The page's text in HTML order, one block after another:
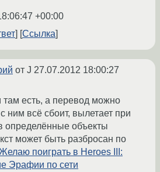
+00:00
Ссылка
от J 27.07.2012 18:00:27
там есть, а перевод можно
ним всё сбоит, вылетает при
определённые объекты
может быть разбросан по
поиграть в Heroes III:
Эрафии по сети